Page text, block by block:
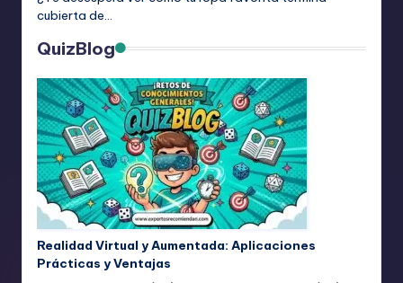
cubierta de…
QuizBlog
Realidad Virtual y Aumentada: Aplicaciones
Prácticas y Ventajas